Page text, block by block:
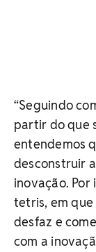
“Seguindo
partir do que
entendemos
desconstruir
inovação. Por
tetris, em
desfaz e
com a